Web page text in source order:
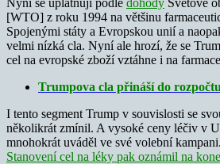
[WTO] z roku 1994 na většinu
Spojenými státy a Evropskou unií a
velmi nízká cla. Nyní ale hrozí, že se
cel na evropské zboží vztáhne i na
Trumpova cla přináší do
I tento segment Trump v souvislosti se
několikrát zmínil. A vysoké ceny léčiv v
mnohokrát uváděl ve své volební
Stanovení cel na léky pak oznámil na